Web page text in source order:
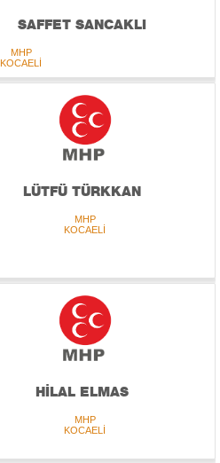
SAFFET SANCAKLI
MHP
KOCAELİ
LÜTFÜ TÜRKKAN
MHP
KOCAELİ
HİLAL ELMAS
MHP
KOCAELİ